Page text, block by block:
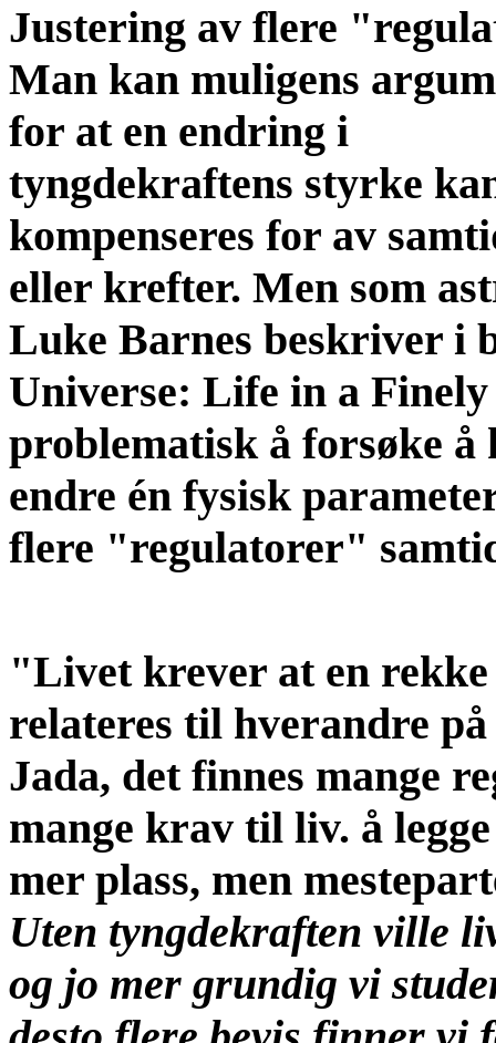
Justering av flere
Man kan muligens
for at en endring i
tyngdekraftens styrke
kompenseres for av
eller krefter. Men som
Luke Barnes beskriver i
Universe: Life in a Finely
problematisk å forsøke å
endre én fysisk
flere "regulatorer"
"Livet krever at en
relateres til hverandre på
Jada, det finnes mange
mange krav til liv. å
mer plass, men
Uten tyngdekraften ville
og jo mer grundig vi